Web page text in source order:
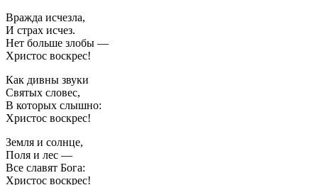
Вражда исчезла,
И страх исчез.
Нет больше злобы —
Христос воскрес!
Как дивны звуки
Святых словес,
В которых слышно:
Христос воскрес!
Земля и солнце,
Поля и лес —
Все славят Бога:
Христос воскрес!